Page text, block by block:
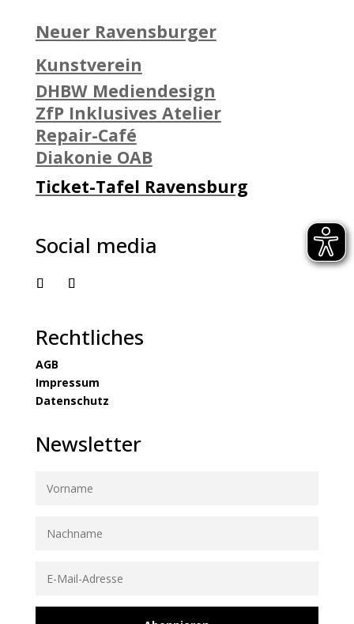
Neuer Ravensburger
Kunstverein
DHBW Mediendesign
ZfP Inklusives Atelier
Repair-Café
Diakonie OAB
Ticket-Tafel Ravensburg
Social media
Rechtliches
AGB
Impressum
Datenschutz
Newsletter